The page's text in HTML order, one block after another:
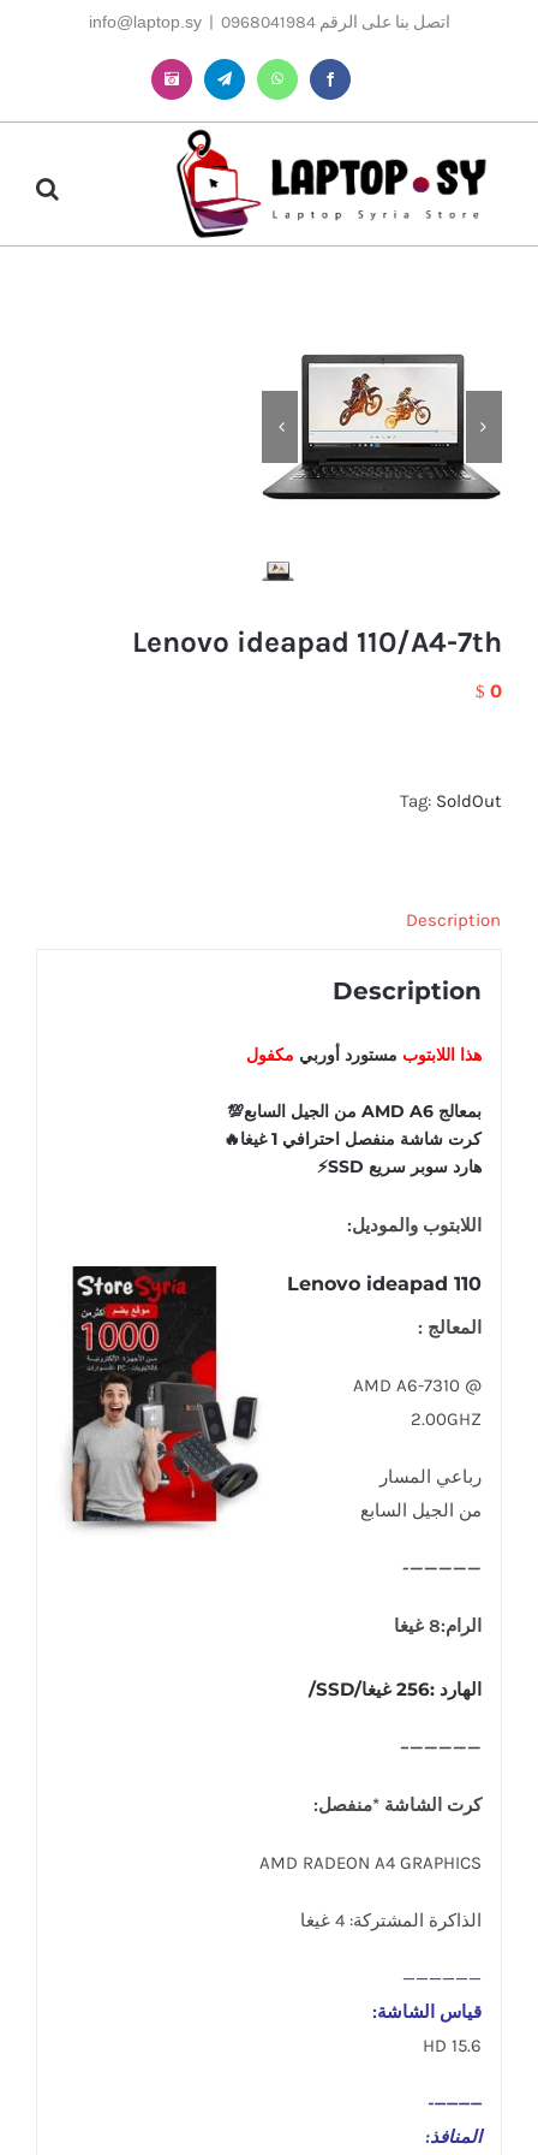
اتصل بنا على الرقم 0968041984 |
info@laptop.sy
Facebook
WhatsApp
Telegram
Instagram
Lenovo ideapad 110/A4-7th
$ 0
Tag: SoldOut
Description
Description
هذا اللابتوب مستورد أوربي مكفول
بمعالج AMD A6 من الجيل السابع💯
كرت شاشة منفصل احترافي 1 غيغا🔥
هارد سوبر سريع SSD⚡️
اللابتوب والموديل:
Lenovo ideapad 110
المعالج :
AMD A6-7310 @
2.00GHZ
رباعي المسار
من الجيل السابع
—————-
الرام:8 غيغا
الهارد :256 غيغا/SSD/
—————–
كرت الشاشة *منفصل:
AMD RADEON A4 GRAPHICS
الذاكرة المشتركة: 4 غيغا
——————
قياس الشاشة:
15.6 HD
————-
المنافذ: